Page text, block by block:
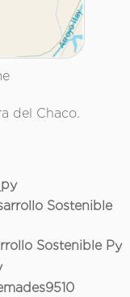
del Chaco.
Sostenible
Sostenible Py